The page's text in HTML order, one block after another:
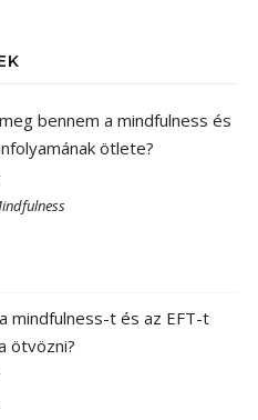
bennem a mindfulness és
ötlete?
mindfulness-t és az EFT-t
ötvözni?